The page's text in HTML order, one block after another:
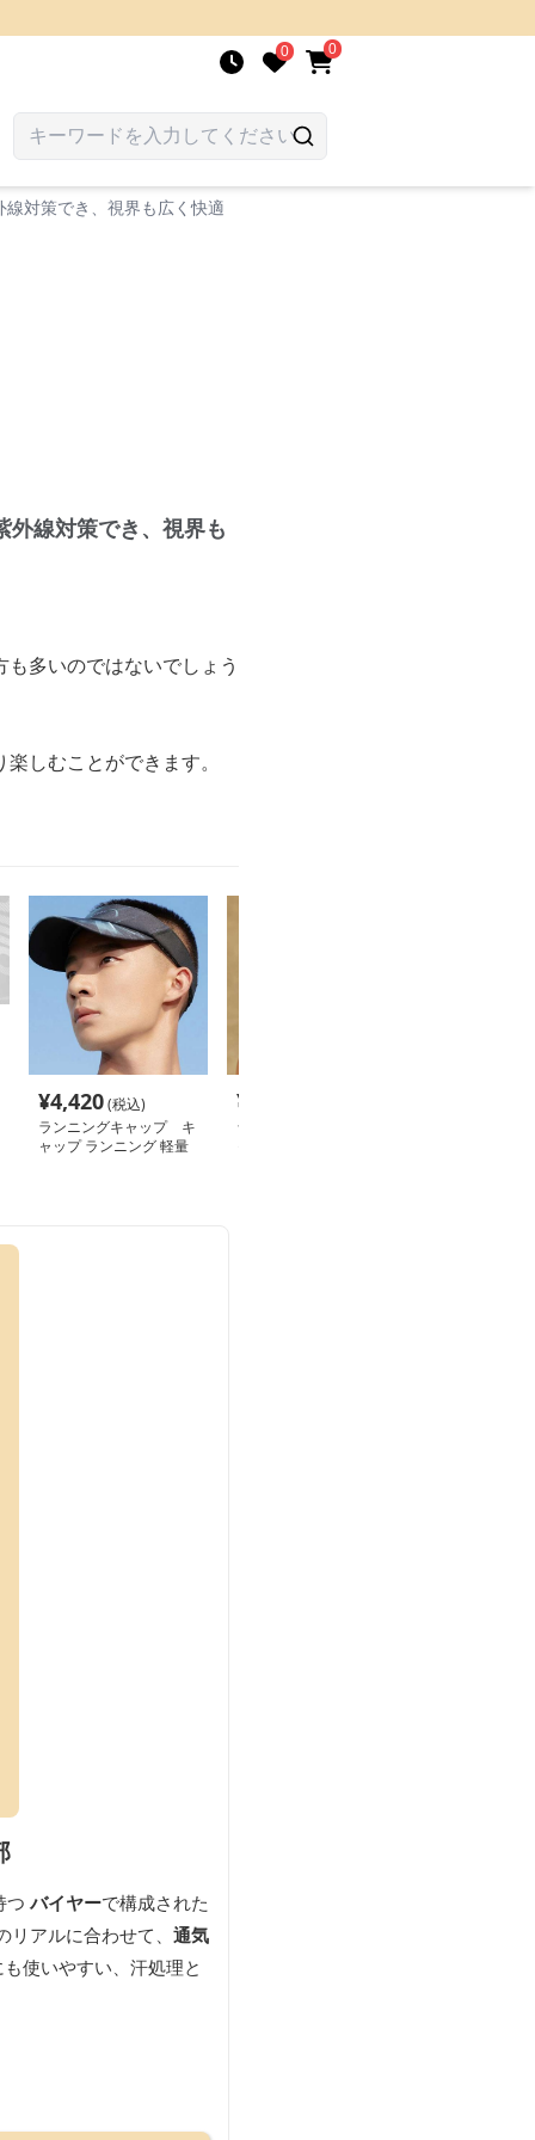
0 0
対策でき、視界も広く快適
外線対策でき、視界も
多いのではないでしょう
しむことができます。
¥4,420(税込)
ランニングキャップ キ
ャップ ランニング 軽量
¥
ランニングキャップ キ
つ バイヤーで構成された
アルに合わせて、 通気
使いやすい、汗処理と